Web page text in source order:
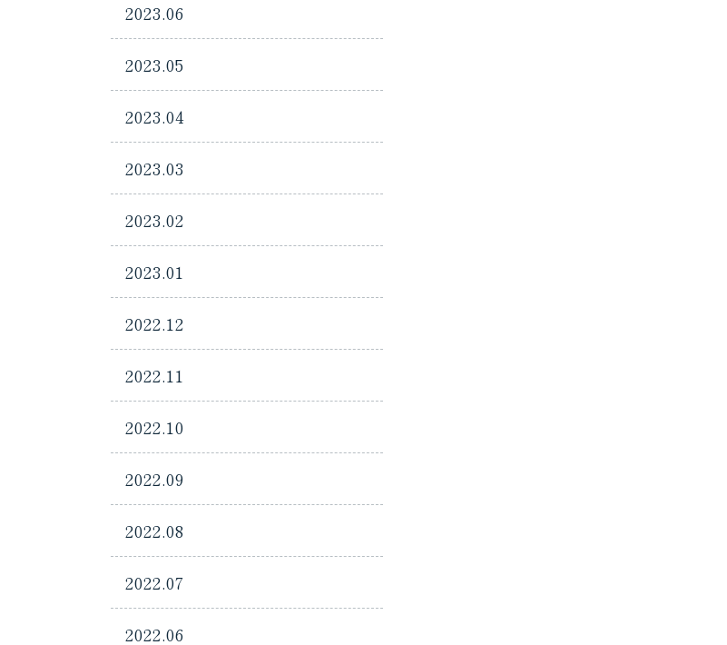
2023.06
2023.05
2023.04
2023.03
2023.02
2023.01
2022.12
2022.11
2022.10
2022.09
2022.08
2022.07
2022.06